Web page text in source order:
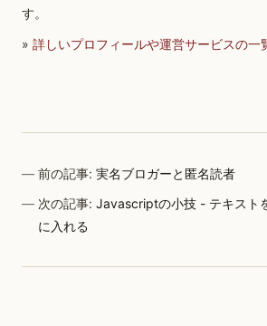
す。
» 詳しいプロフィールや運営サービスの一
前の記事:実名ブロガーと匿名読者
次の記事:Javascriptの小技 - テキスト
に入れる